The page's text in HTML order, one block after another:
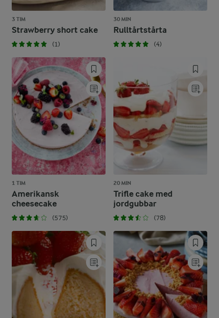
3 TIM
Strawberry short cake
(1)
30 MIN
Rulltårtstårta
(4)
1 TIM
Amerikansk
cheesecake
(575)
20 MIN
Trifle cake med
jordgubbar
(78)